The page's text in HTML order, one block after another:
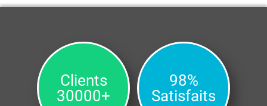
Clients
30000+
98%
Satisfaits